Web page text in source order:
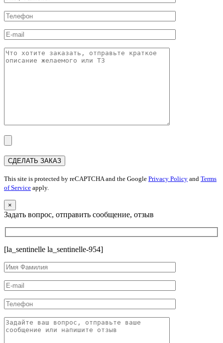
This site is protected by reCAPTCHA and the Google Privacy Policy and Terms
of Service apply.
×
Задать вопрос, отправить сообщение, отзыв
[la_sentinelle la_sentinelle-954]